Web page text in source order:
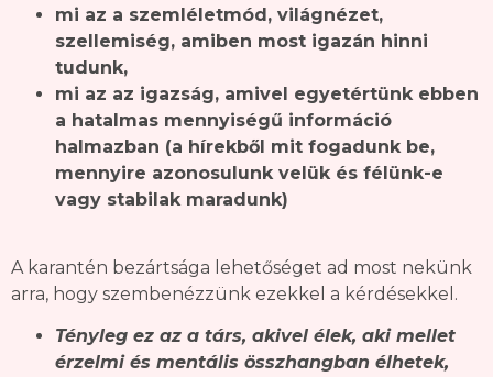
mi az a szemléletmód, világnézet,
szellemiség, amiben most igazán hinni
tudunk,
mi az az igazság, amivel egyetértünk ebben
a hatalmas mennyiségű információ
halmazban (a hírekből mit fogadunk be,
mennyire azonosulunk velük és félünk-e
vagy stabilak maradunk)
A karantén bezártsága lehetőséget ad most nekünk
arra, hogy szembenézzünk ezekkel a kérdésekkel.
Tényleg ez az a társ, akivel élek, aki mellet
érzelmi és mentális összhangban élhetek,